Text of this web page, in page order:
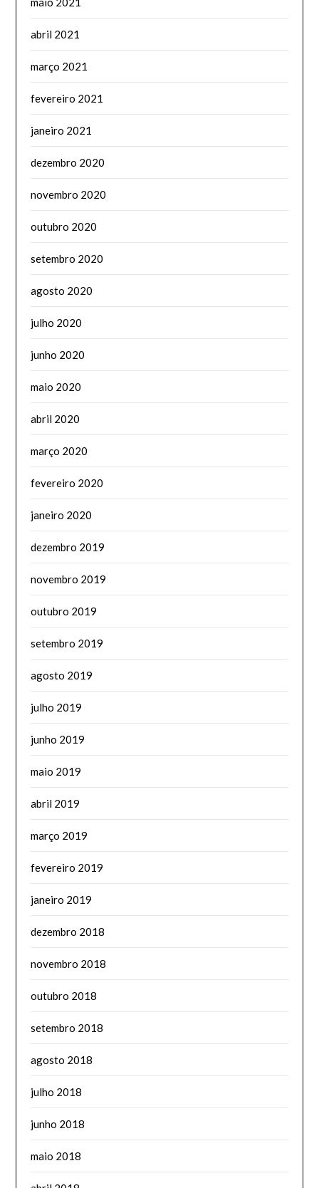
abril 2021
março 2021
fevereiro 2021
janeiro 2021
dezembro 2020
novembro 2020
outubro 2020
setembro 2020
agosto 2020
julho 2020
junho 2020
maio 2020
abril 2020
março 2020
fevereiro 2020
janeiro 2020
dezembro 2019
novembro 2019
outubro 2019
setembro 2019
agosto 2019
julho 2019
junho 2019
maio 2019
abril 2019
março 2019
fevereiro 2019
janeiro 2019
dezembro 2018
novembro 2018
outubro 2018
setembro 2018
agosto 2018
julho 2018
junho 2018
maio 2018